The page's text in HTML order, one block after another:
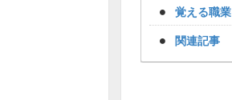
覚える職業
関連記事